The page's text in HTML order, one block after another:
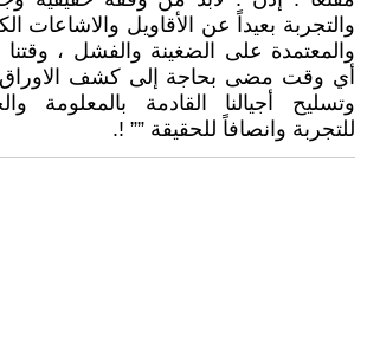
والتجربة بعيداً عن الأقاويل والاشاعات
والمعتمدة على الضغينة والفشل ، وقتنا
أي وقت مضى بحاجة إلى كشف الاوراق
وتسليح أجيالنا القادمة بالمعلومة
للتجربة وانصافاً للحقيقة ”” !.